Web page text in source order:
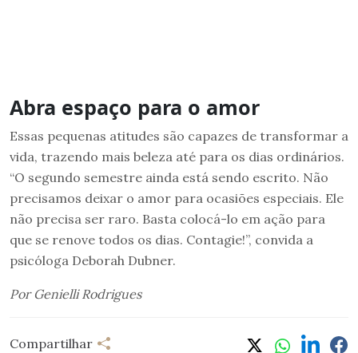
Abra espaço para o amor
Essas pequenas atitudes são capazes de transformar a
vida, trazendo mais beleza até para os dias ordinários.
“O segundo semestre ainda está sendo escrito. Não
precisamos deixar o amor para ocasiões especiais. Ele
não precisa ser raro. Basta colocá-lo em ação para
que se renove todos os dias. Contagie!”, convida a
psicóloga Deborah Dubner.
Por Genielli Rodrigues
Compartilhar